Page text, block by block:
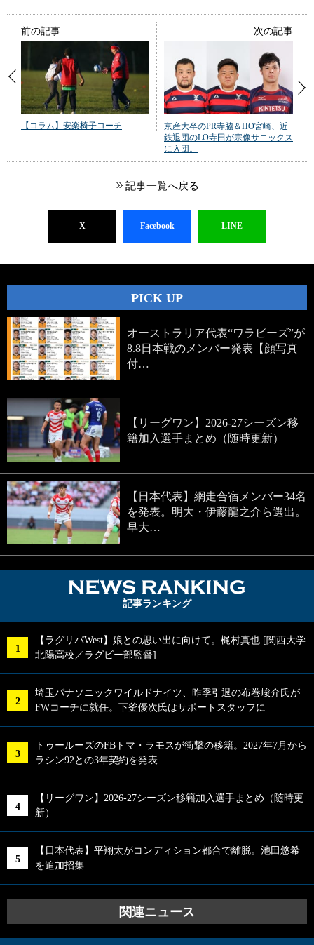
前の記事
【コラム】安楽椅子コーチ
次の記事
京産大卒のPR寺脇＆HO宮崎、近
鉄退団のLO寺田が宗像サニックス
に入団。
記事一覧へ戻る
X Facebook LINE
PICK UP
オーストラリア代表“ワラビーズ”が
8.8日本戦のメンバー発表【顔写真
付…
【リーグワン】2026-27シーズン移
籍加入選手まとめ（随時更新）
【日本代表】網走合宿メンバー34名
を発表。明大・伊藤龍之介ら選出。
早大…
記事ランキング
【ラグリパWest】娘との思い出に向けて。梶村真也 [関西大学
北陽高校／ラグビー部監督]
埼玉パナソニックワイルドナイツ、昨季引退の布巻峻介氏が
FWコーチに就任。下釜優次氏はサポートスタッフに
トゥールーズのFBトマ・ラモスが衝撃の移籍。2027年7月から
ラシン92との3年契約を発表
【リーグワン】2026-27シーズン移籍加入選手まとめ（随時更
新）
【日本代表】平翔太がコンディション都合で離脱。池田悠希
を追加招集
関連ニュース